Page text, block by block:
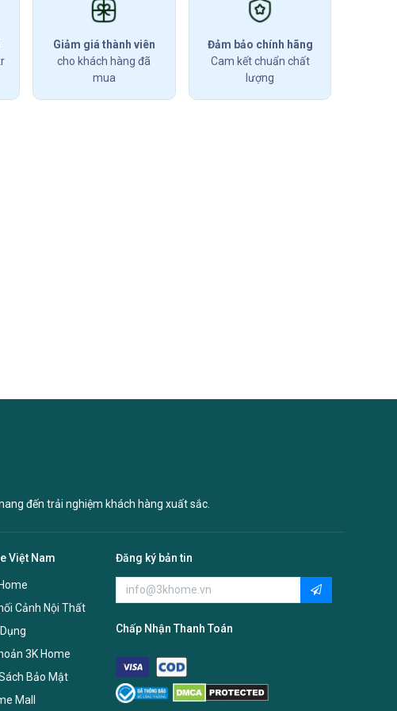
Giảm giá thành viên
cho khách hàng đã
mua
Đảm bảo chính hãng
Cam kết chuẩn chất
lượng
đến trải nghiệm khách hàng xuất sắc.
Việt Nam
Cảnh Nội Thất
3K Home
Bảo Mật
Mall
Đăng ký bản tin
Chấp Nhận Thanh Toán